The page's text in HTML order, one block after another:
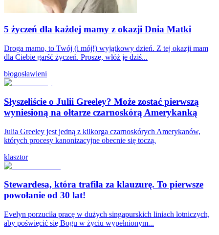
5 życzeń dla każdej mamy z okazji Dnia Matki
Droga mamo, to Twój (i mój!) wyjątkowy dzień. Z tej okazji mam
dla Ciebie garść życzeń. Proszę, włóż je dziś...
błogosławieni
Słyszeliście o Julii Greeley? Może zostać pierwszą
wyniesioną na ołtarze czarnoskórą Amerykanką
Julia Greeley jest jedną z kilkorga czarnoskórych Amerykanów,
których procesy kanonizacyjne obecnie się toczą.
klasztor
Stewardesa, która trafiła za klauzurę. To pierwsze
powołanie od 30 lat!
Evelyn porzuciła pracę w dużych singapurskich liniach lotniczych,
aby poświęcić się Bogu w życiu wypełnionym...